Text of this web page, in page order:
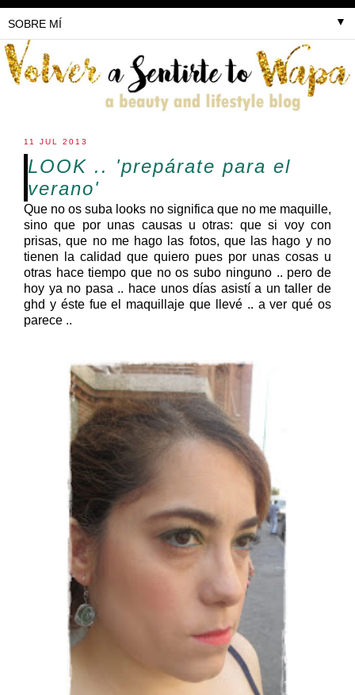
▼
11 JUL 2013
LOOK .. 'prepárate para el
verano'
Que no os suba looks no significa que no me maquille,
sino que por unas causas u otras: que si voy con
prisas, que no me hago las fotos, que las hago y no
tienen la calidad que quiero pues por unas cosas u
otras hace tiempo que no os subo ninguno .. pero de
hoy ya no pasa .. hace unos días asistí a un taller de
ghd y éste fue el maquillaje que llevé .. a ver qué os
parece ..